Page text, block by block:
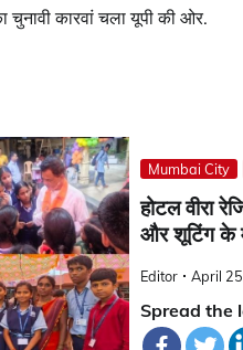
चुनावी कारवां चला यूपी की ओर.
Mumbai City
होटल वीरा
और शूटिंग के
Editor April
Spread the